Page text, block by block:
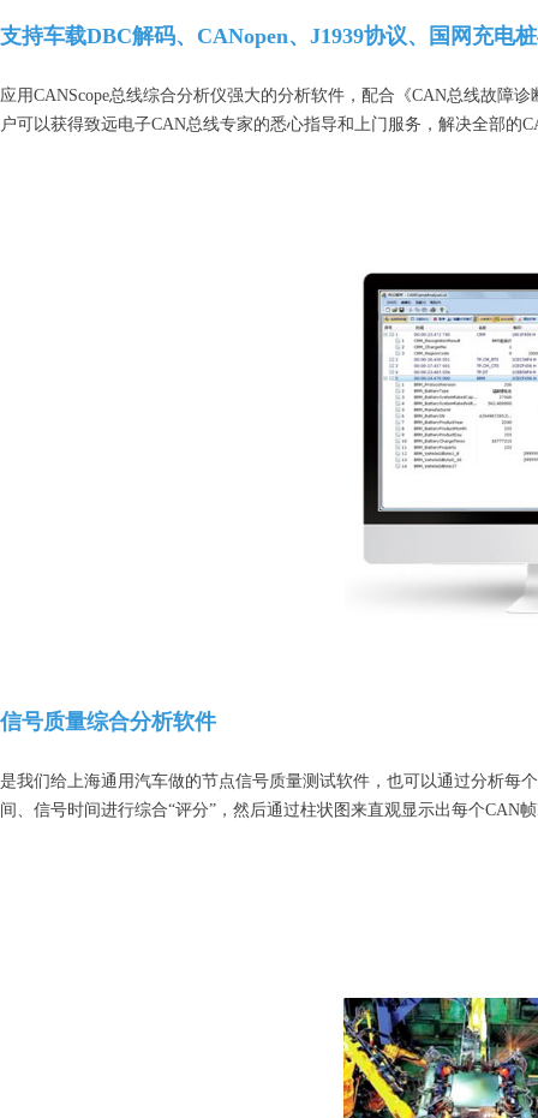
支持车载DBC解码、CANopen、J1939协议、国网充电
应用CANScope总线综合分析仪强大的分析软件，配合《CAN总线故障
户可以获得致远电子CAN总线专家的悉心指导和上门服务，解决全部的
信号质量综合分析软件
是我们给上海通用汽车做的节点信号质量测试软件，也可以通过分析每
间、信号时间进行综合“评分”，然后通过柱状图来直观显示出每个CAN